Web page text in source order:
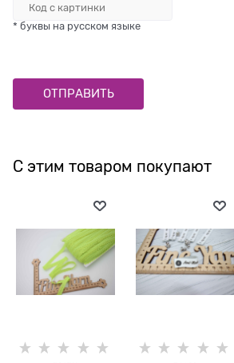
* буквы на русском языке
С этим товаром покупают